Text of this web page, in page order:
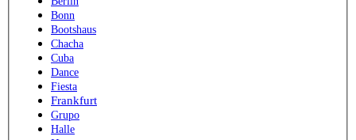
Bonn
Bootshaus
Chacha
Cuba
Dance
Fiesta
Frankfurt
Grupo
Halle